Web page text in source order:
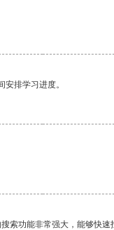
排学习进度。
索功能非常强大，能够快速